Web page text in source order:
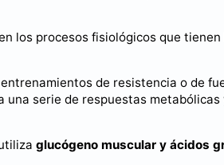
los procesos fisiológicos que
de resistencia o de
una serie de respuestas
glucógeno muscular y ácidos